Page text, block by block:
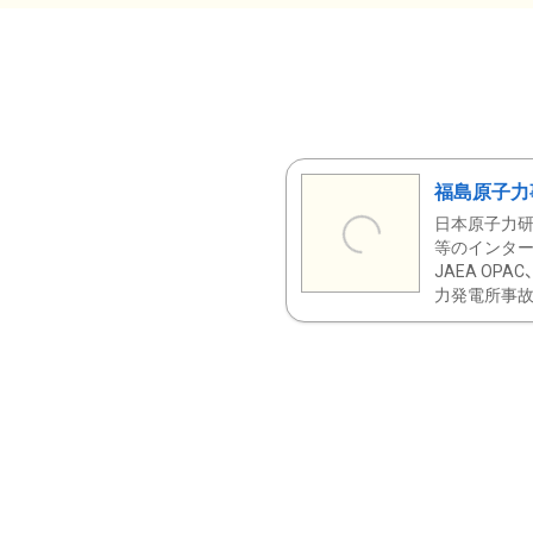
福島原子
日本原子力
等のインタ
JAEA OPAC
力発電所事